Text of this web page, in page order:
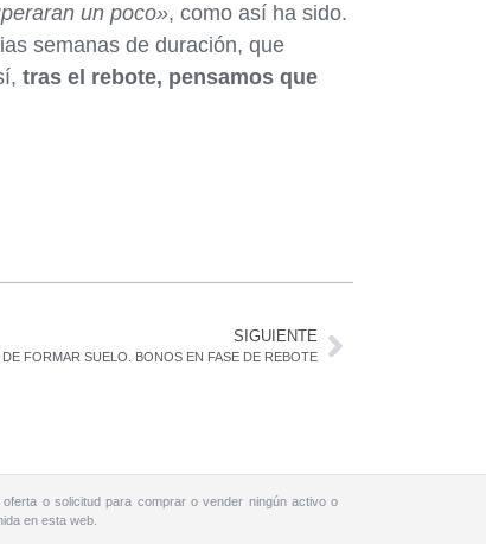
un poco», como así ha sido.
semanas de duración, que
tras el rebote, pensamos que
SIGUIENTE
DE FORMAR SUELO. BONOS EN FASE DE REBOTE
o solicitud para comprar o vender ningún activo o
en esta web.